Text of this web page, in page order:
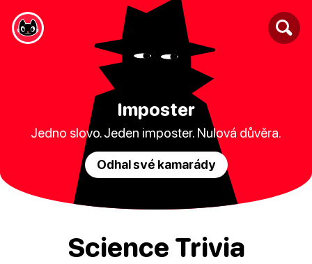
Imposter
Jedno slovo. Jeden imposter. Nulová důvěra.
Odhal své kamarády
Science Trivia